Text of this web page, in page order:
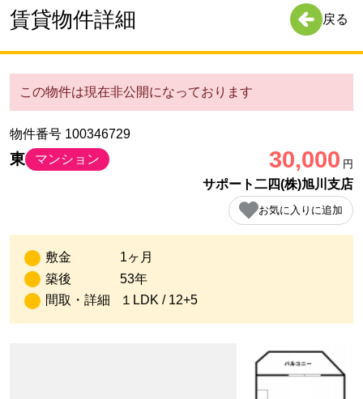
賃貸
賃貸物件詳細 戻る
この物件は現在非公開になっております
物件番号 100346729
東 マンション 30,000 円
サポート二四(株)旭川支店
お気に入りに追加
敷金
1ヶ月
築後
53年
間取・詳細
１LDK / 12+5